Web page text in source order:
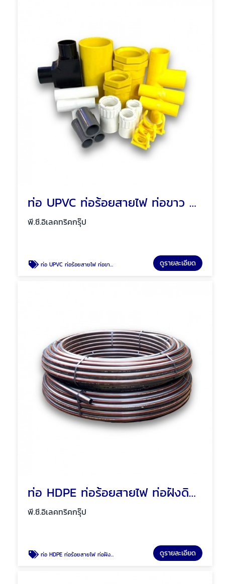
ท่อ UPVC ท่อร้อยสายไฟ ท่อขาว ท่อเหลือง พัทยา ชลบุรี
พี.ซี.อิเลคทริคกรุ๊ป
ท่อ UPVC ท่อร้อยสายไฟ ท่อขาว ท่อเหลือง พัทยา ชลบุรี ดูรายละเอียด
ท่อ HDPE ท่อร้อยสายไฟ ท่อฝังดิน พัทยา ชลบุรี
พี.ซี.อิเลคทริคกรุ๊ป
ท่อ HDPE ท่อร้อยสายไฟ ท่อฝังดิน พัทยา ชลบุรี ดูรายละเอียด